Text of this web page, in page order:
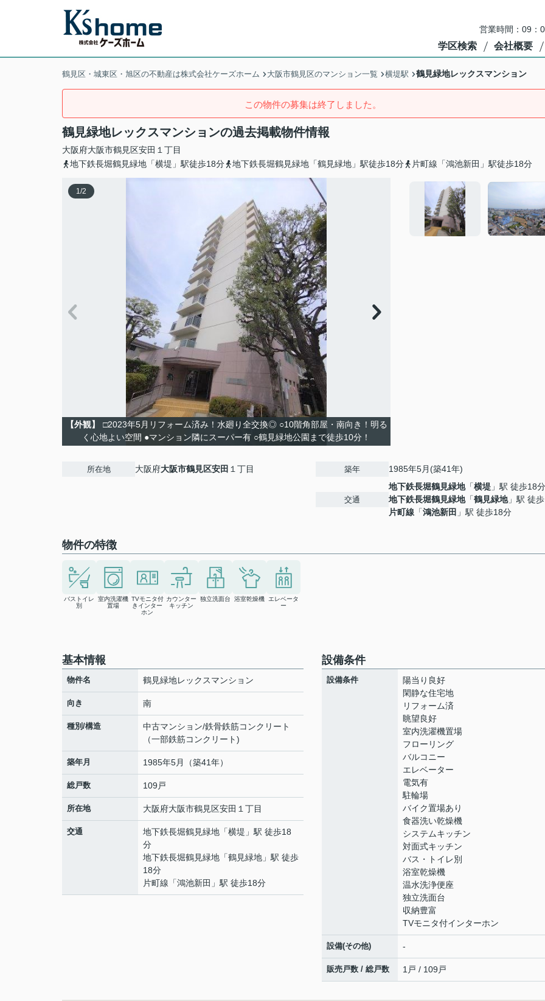
営業時間：09：
学区検索 会社概要
鶴見区・城東区・旭区の不動産は株式会社ケーズホーム 大阪市鶴見区のマンション一覧 横堤駅 鶴見緑地レックスマンション
この物件の募集は終了しました。
鶴見緑地レックスマンションの過去掲載物件情報
大阪府大阪市鶴見区安田 １丁目
地下鉄長堀鶴見緑地「横堤」駅徒歩18分
地下鉄長堀鶴見緑地「鶴見緑地」駅徒歩18分 片町線「鴻池新田」駅徒歩18分
1/2
【外観】
□2023年5月リフォーム済み！水廻り全交換◎ ○10階角部屋・南向き！明る
く心地よい空間 ●マンション隣にスーパー有 ○鶴見緑地公園まで徒歩10分！
所在地 大阪府大阪市鶴見区安田 １丁目 築年 1985年5月(築41年)
交通
地下鉄長堀鶴見緑地「横堤 」駅 徒歩18分
地下鉄長堀鶴見緑地「鶴見緑地」駅 徒
片町線 「鴻池新田 」駅 徒歩18分
物件の特徴
バストイレ
別
室内洗濯機
置場
TVモニタ付
きインター
ホン
カウンター
キッチン
独立洗面台 浴室乾燥機
エレベータ
ー
基本情報
物件名 鶴見緑地レックスマンション
向き 南
種別/構造
中古マンション/鉄骨鉄筋コンクリート
（一部鉄筋コンクリート)
築年月 1985年5月（築41年）
総戸数 109戸
所在地 大阪府大阪市鶴見区安田 １丁目
交通 地下鉄長堀鶴見緑地 「横堤 」駅 徒歩18
分
地下鉄長堀鶴見緑地 「鶴見緑地 」駅 徒歩
18分
片町線 「鴻池新田 」駅 徒歩18分
設備条件
設備条件
陽当り良好
閑静な住宅地
リフォーム済
眺望良好
室内洗濯機置場
フローリング
バルコニー
エレベーター
電気有
駐輪場
バイク置場あり
食器洗い乾燥機
システムキッチン
対面式キッチン
バス・トイレ別
浴室乾燥機
温水洗浄便座
独立洗面台
収納豊富
TVモニタ付インターホン
設備(その他) -
販売戸数 / 総戸数 1戸 / 109戸